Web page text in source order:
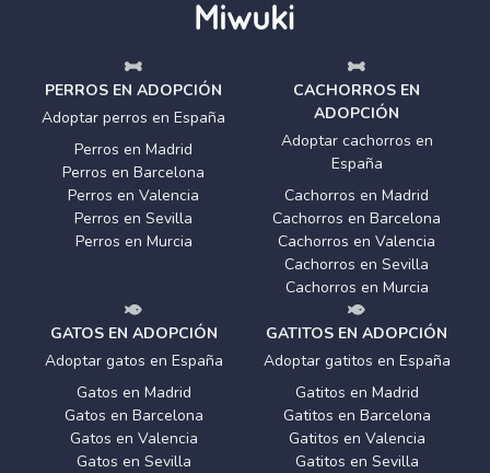
PERROS EN ADOPCIÓN
Adoptar perros en España
Perros en Madrid
Perros en Barcelona
Perros en Valencia
Perros en Sevilla
Perros en Murcia
CACHORROS EN
ADOPCIÓN
Adoptar cachorros en
España
Cachorros en Madrid
Cachorros en Barcelona
Cachorros en Valencia
Cachorros en Sevilla
Cachorros en Murcia
GATOS EN ADOPCIÓN
Adoptar gatos en España
Gatos en Madrid
Gatos en Barcelona
Gatos en Valencia
Gatos en Sevilla
GATITOS EN ADOPCIÓN
Adoptar gatitos en España
Gatitos en Madrid
Gatitos en Barcelona
Gatitos en Valencia
Gatitos en Sevilla